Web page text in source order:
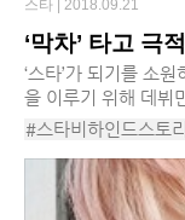
‘막차’ 타고 극
‘스타’가 되기를 소
을 이루기 위해 데뷔
이 많다. 하지만, 실
#스타비하인드스토리
#서바이벌프로그램
스타 | 2018.09.21